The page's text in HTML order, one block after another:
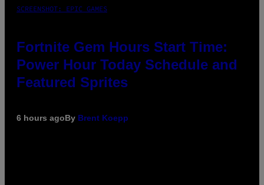
SCREENSHOT: EPIC GAMES
Fortnite Gem Hours Start Time:
Power Hour Today Schedule and
Featured Sprites
6 hours agoBy Brent Koepp